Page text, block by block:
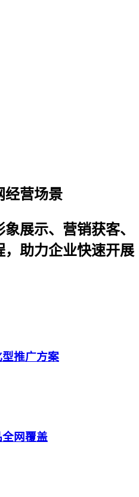
经营场景
展示、营销获客、
助力企业快速开展
推广方案
网覆盖